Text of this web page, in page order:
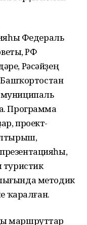
Федераль
РФ
Рәсәйҙең
Башҡортостан
Программа
проект-
туристик
методик
ҡаралған.
маршруттар